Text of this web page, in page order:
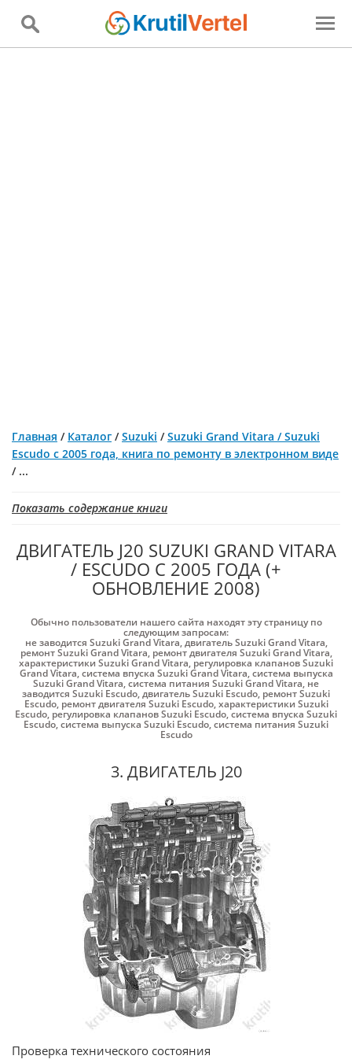
Главная / Каталог /Suzuki /Suzuki Grand Vitara / Suzuki
Escudo с 2005 года, книга по ремонту в электронном виде
/ ...
Показать содержание книги
ДВИГАТЕЛЬ J20 SUZUKI GRAND VITARA
/ ESCUDO С 2005 ГОДА (+
ОБНОВЛЕНИЕ 2008)
Обычно пользователи нашего сайта находят эту страницу по
следующим запросам:
не заводится Suzuki Grand Vitara,двигатель Suzuki Grand Vitara,
ремонт Suzuki Grand Vitara, ремонт двигателя Suzuki Grand Vitara,
характеристики Suzuki Grand Vitara, регулировка клапанов Suzuki
Grand Vitara,система впуска Suzuki Grand Vitara,система выпуска
Suzuki Grand Vitara,система питания Suzuki Grand Vitara, не
заводится Suzuki Escudo,двигатель Suzuki Escudo, ремонт Suzuki
Escudo, ремонт двигателя Suzuki Escudo,характеристики Suzuki
Escudo, регулировка клапанов Suzuki Escudo,система впуска Suzuki
Escudo,система выпуска Suzuki Escudo,система питания Suzuki
Escudo
3. ДВИГАТЕЛЬ J20
Проверка технического состояния